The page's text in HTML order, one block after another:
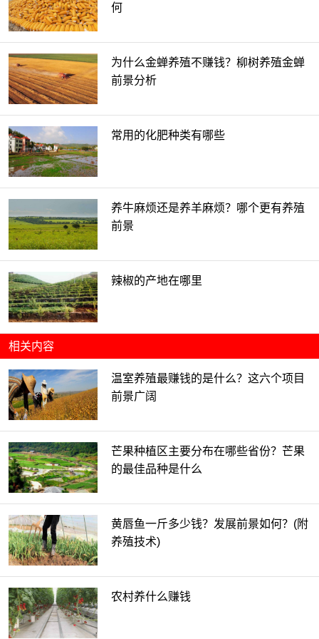
何
为什么金蝉养殖不赚钱？柳树养殖金蝉
前景分析
常用的化肥种类有哪些
养牛麻烦还是养羊麻烦？哪个更有养殖
前景
辣椒的产地在哪里
相关内容
温室养殖最赚钱的是什么？这六个项目
前景广阔
芒果种植区主要分布在哪些省份？芒果
的最佳品种是什么
黄唇鱼一斤多少钱？发展前景如何？(附
养殖技术)
农村养什么赚钱